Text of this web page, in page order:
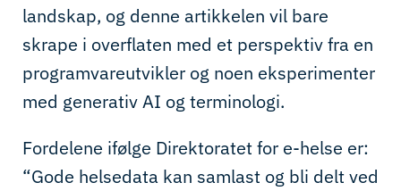
landskap, og denne artikkelen vil bare
skrape i overflaten med et perspektiv fra en
programvareutvikler og noen eksperimenter
med generativ AI og terminologi.
Fordelene ifølge Direktoratet for e-helse er:
“Gode helsedata kan samlast og bli delt ved